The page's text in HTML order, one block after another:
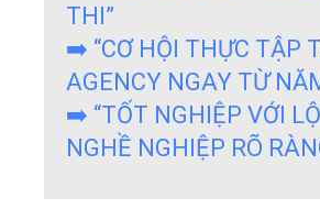
THI”
➡️ “CƠ HỘI THỰC TẬP
AGENCY NGAY TỪ
➡️ “TỐT NGHIỆP VỚI
NGHỀ NGHIỆP RÕ